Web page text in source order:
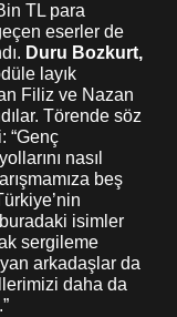
TL para
eserler de
Duru Bozkurt,
layık
Filiz ve Nazan
Törende söz
“Genç
nasıl
beş
isimler
sergileme
arkadaşlar da
daha da